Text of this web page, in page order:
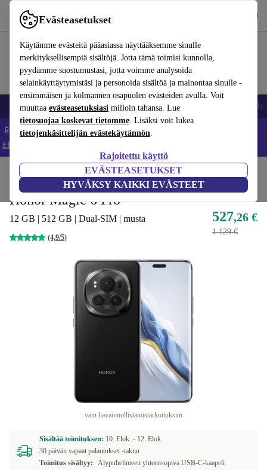
Evästeasetukset
Käytämme evästeitä pääasiassa näyttääksemme sinulle
merkityksellisempiä sisältöjä. Jotta tämä toimisi kunnolla,
pyydämme suostumustasi, jotta voimme analysoida
selainkäyttäytymistäsi ja personoida sisältöä ja mainontaa sinulle -
ensimmäisen ja kolmannen osapuolen evästeiden avulla. Voit
muuttaa evästeasetuksiasi milloin tahansa. Lue
tietosuojaa koskevat tietomme. Lisäksi voit lukea
tietojenkäsittelijän evästekäytännön.
Rajoitettu käyttö
EVÄSTEASETUKSET
HYVÄKSY KAIKKI EVÄSTEET
Käytä refurbed-palvelua nopeasti ja helposti
Matkapuhelimet ja älypuhelimet Kannettavat tietokoneet
📱 Säästä 5 % LISÄÄ iPhoneista – Koodi: IPHONEDEAL –
Ehdot ja säännöt
Matkapuhelimet ja älypuhelimet Honor-puhelimet
Honor Magic 6 Pro
12 GB | 512 GB | Dual-SIM | musta
(4,9/5)
527,26 €
1 129 €
vain havainnollistamistarkoituksiin
Sisältää toimituksen: 10. Elok. - 12. Elok.
30 päivän vapaat palautukset -takuu
Toimitus sisältyy:
Älypuhelimeen yhteensopiva USB-C-kaapeli